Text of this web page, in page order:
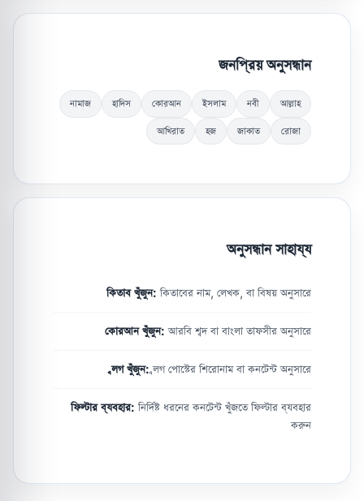
জনপ্রিয় অনুসন্ধান
আল্লাহ
নবী
ইসলাম
কোরআন
হাদিস
নামাজ
রোজা
জাকাত
হজ
আখিরাত
অনুসন্ধান সাহায্য
কিতাব খুঁজুন: কিতাবের নাম, লেখক, বা বিষয় অনুসারে
কোরআন খুঁজুন: আরবি শব্দ বা বাংলা তাফসীর অনুসারে
ব্লগ খুঁজুন:ব্লগ পোস্টের শিরোনাম বা কনটেন্ট অনুসারে
ফিল্টার ব্যবহার: নির্দিষ্ট ধরনের কনটেন্ট খুঁজতে ফিল্টার ব্যবহার
করুন